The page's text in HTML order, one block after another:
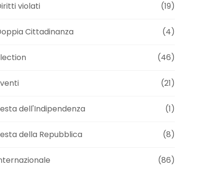
violati (19)
Cittadinanza (4)
(46)
(21)
dell'Indipendenza (1)
della Repubblica (8)
(86)